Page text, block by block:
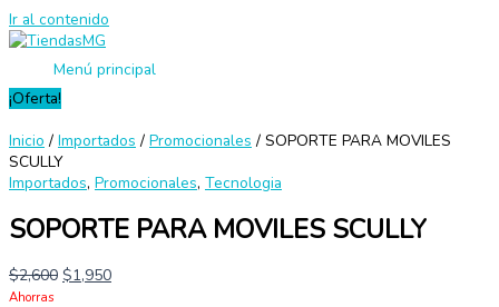
Ir al contenido
Menú principal
¡Oferta!
Inicio / Importados / Promocionales / SOPORTE PARA MOVILES
SCULLY
Importados, Promocionales, Tecnologia
SOPORTE PARA MOVILES SCULLY
$2,600 $1,950
Ahorras